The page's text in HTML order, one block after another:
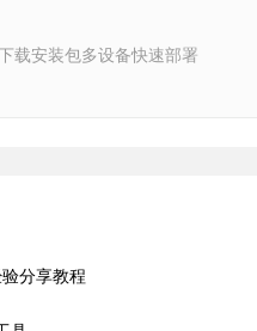
载安装包多设备快速部署
分享教程